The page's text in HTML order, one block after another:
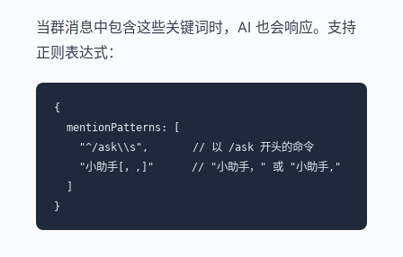
当群消息中包含这些关键词时，AI 也会响应。支持
正则表达式：
{
  mentionPatterns: [
    "^/ask\\s",       // 以 /ask 开头的命令
    "小助手[，,]"      // "小助手，" 或 "小助手,"
  ]